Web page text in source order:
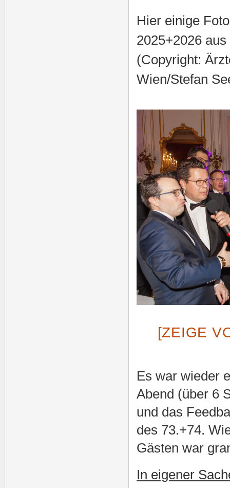
Hier einige
2025+2026
(Copyright:
Wien/Stefan
[ZEIGE
Es war wieder
Abend (über 6
und das
des 73.+74.
Gästen war
In eigener